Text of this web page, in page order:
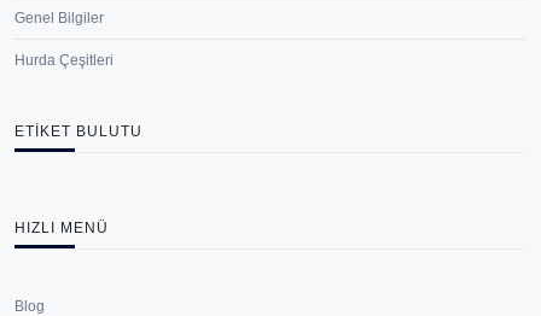
Genel Bilgiler
Hurda Çeşitleri
ETIKET BULUTU
HIZLI MENÜ
Blog